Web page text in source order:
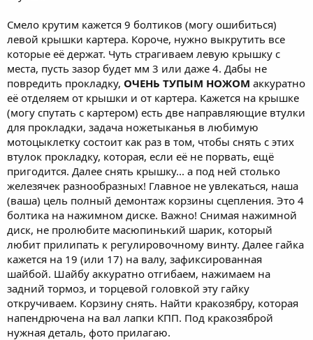
Смело крутим кажется 9 болтиков (могу ошибиться)
левой крышки картера. Короче, нужно выкрутить все
которые её держат. Чуть страгиваем левую крышку с
места, пусть зазор будет мм 3 или даже 4. Дабы не
повредить прокладку, ОЧЕНЬ ТУПЫМ НОЖОМ аккуратно
её отделяем от крышки и от картера. Кажется на крышке
(могу спутать с картером) есть две направляющие втулки
для прокладки, задача ножетыканья в любимую
мотоцыклетку состоит как раз в том, чтобы снять с этих
втулок прокладку, которая, если её не порвать, ещё
пригодится. Далее снять крышку... а под ней столько
железячек разнообразных! Главное не увлекаться, наша
(ваша) цель полный демонтаж корзины сцепления. Это 4
болтика на нажимном диске. Важно! Снимая нажимной
диск, не пролюбите масюпинький шарик, который
любит прилипать к регулировочному винту. Далее гайка
кажется на 19 (или 17) на валу, зафиксированная
шайбой. Шайбу аккуратно отгибаем, нажимаем на
задний тормоз, и торцевой головкой эту гайку
откручиваем. Корзину снять. Найти кракозябру, которая
напендрючена на вал лапки КПП. Под кракозяброй
нужная деталь, фото прилагаю.